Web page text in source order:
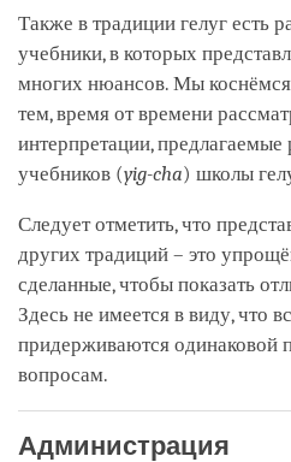
Также в традиции гелуг есть
учебники, в которых
многих нюансов. Мы
тем, время от времени
интерпретации,
учебников (yig-cha) школы
Следует отметить, что
других традиций – это
сделанные, чтобы показать
Здесь не имеется в виду, что
придерживаются одинаковой
вопросам.
Администрация